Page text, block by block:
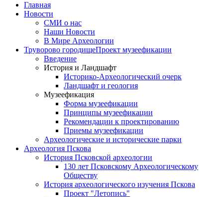
Главная
Новости
СМИ о нас
Наши Новости
В Мире Археологии
Труворово городищеПроект музеефикации
Введение
История и Ландшафт
Историко-Археологический очерк
Ландшафт и геология
Музеефикация
Форма музеефикации
Принципы музеефикации
Рекомендации к проектированию
Приемы музеефикации
Археологические и исторические парки
Археология Пскова
История Псковской археологии
130 лет Псковскому Археологическому
Обществу
История археологического изучения Пскова
Проект "Летопись"